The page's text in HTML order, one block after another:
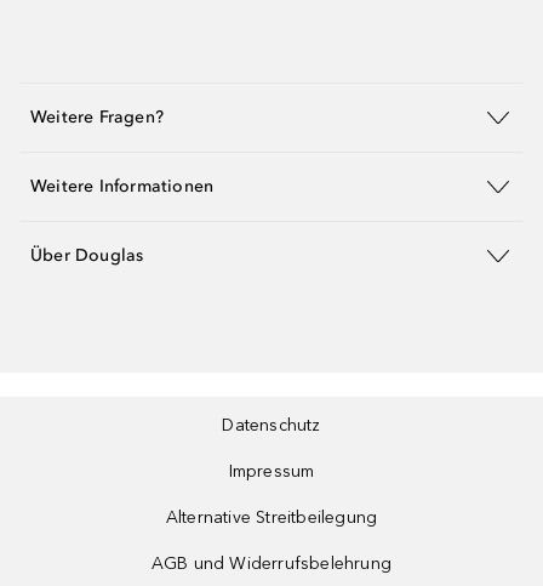
Weitere Fragen?
Weitere Informationen
Über Douglas
Datenschutz
Impressum
Alternative Streitbeilegung
AGB und Widerrufsbelehrung